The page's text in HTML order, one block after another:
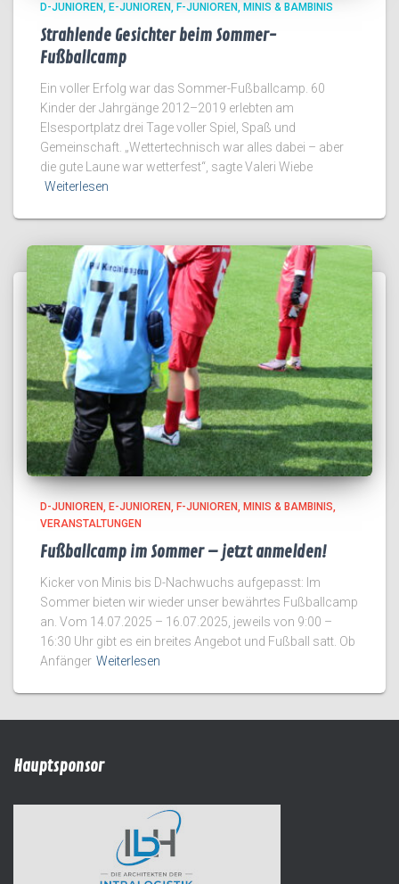
D-JUNIOREN E-JUNIOREN F-JUNIOREN MINIS & BAMBINIS
Strahlende Gesichter beim Sommer-
Fußballcamp
Ein voller Erfolg war das Sommer-Fußballcamp. 60
Kinder der Jahrgänge 2012–2019 erlebten am
Elsesportplatz drei Tage voller Spiel, Spaß und
Gemeinschaft. „Wettertechnisch war alles dabei – aber
die gute Laune war wetterfest“, sagte Valeri Wiebe
Weiterlesen
D-JUNIOREN E-JUNIOREN F-JUNIOREN
MINIS & BAMBINIS
VERANSTALTUNGEN
Fußballcamp im Sommer – jetzt anmelden!
Kicker von Minis bis D-Nachwuchs aufgepasst: Im
Sommer bieten wir wieder unser bewährtes Fußballcamp
an. Vom 14.07.2025 – 16.07.2025, jeweils von 9:00 –
16:30 Uhr gibt es ein breites Angebot und Fußball satt. Ob
Anfänger Weiterlesen
Hauptsponsor